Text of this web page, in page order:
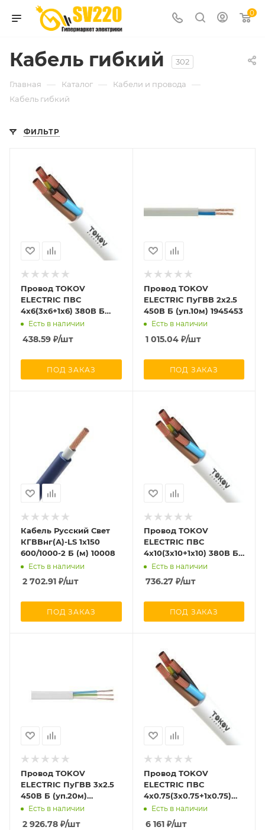
0
Кабель гибкий 302
Главная — Каталог — Кабели и провода —
Кабель гибкий
ФИЛЬТР
Провод TOKOV
ELECTRIC ПВС
4х6(3х6+1х6) 380В Б
(бухта) (м) 1945500
Есть в наличии
438.59 ₽/шт
ПОД ЗАКАЗ
Провод TOKOV
ELECTRIC ПуГВВ 2х2.5
450В Б (уп.10м) 1945453
Есть в наличии
1 015.04₽/шт
ПОД ЗАКАЗ
Кабель Русский Свет
КГВВнг(А)-LS 1х150
600/1000-2 Б (м) 10008
Есть в наличии
2 702.91 ₽/шт
ПОД ЗАКАЗ
Провод TOKOV
ELECTRIC ПВС
4х10(3х10+1х10) 380В Б
(м) 1945501
Есть в наличии
736.27₽/шт
ПОД ЗАКАЗ
Провод TOKOV
ELECTRIC ПуГВВ 3х2.5
450В Б (уп.20м)
1945458
Есть в наличии
2 926.78 ₽/шт
Провод TOKOV
ELECTRIC ПВС
4х0.75(3х0.75+1х0.75)
380В Б (уп.100м)
1945526
Есть в наличии
6 161₽/шт